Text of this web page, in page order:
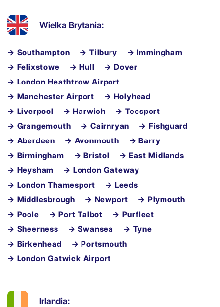
Wielka Brytania:
→ Southampton → Tilbury
→ Immingham
→ Felixstowe
→ Hull
→ Dover
→ London Heathtrow Airport
→ Manchester Airport
→ Holyhead
→ Liverpool
→ Harwich
→ Teesport
→ Grangemouth
→ Cairnryan
→ Fishguard
→ Aberdeen
→ Avonmouth
→ Barry
→ Birmingham
→ Bristol
→ East Midlands
→ Heysham
→ London Gateway
→ London Thamesport
→ Leeds
→ Middlesbrough
→ Newport
→ Plymouth
→ Poole
→ Port Talbot
→ Purfleet
→ Sheerness
→ Swansea
→ Tyne
→ Birkenhead
→ Portsmouth
→ London Gatwick Airport
Irlandia: